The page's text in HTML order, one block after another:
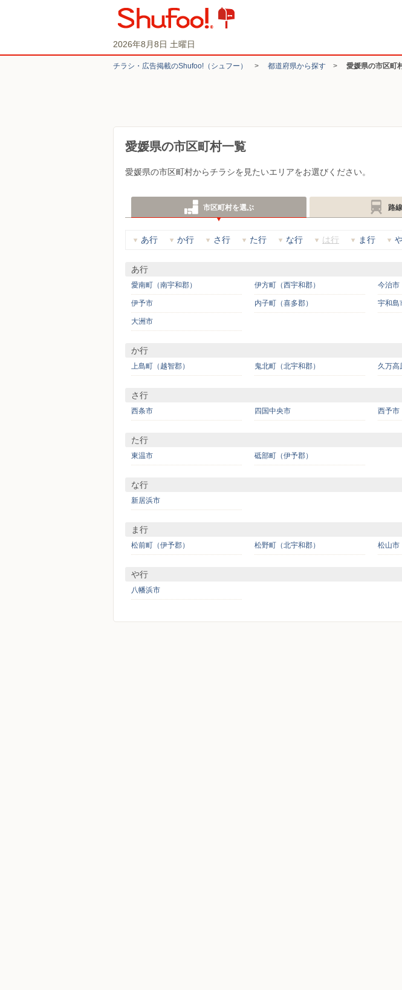
2026年8月8日 土曜日
チラシ・​広告掲載の​Shufoo!​（シュフー） > 都道府県から探す > 愛媛県の市区町
愛媛県の市区町村一覧
愛媛県の市区町村からチラシを見たいエリアをお選びください。
市区町村を選ぶ 路
あ行 か行 さ行 た行 な行 は行 ま行
あ行
愛南町（南宇和郡） 伊方町（西宇和郡） 今治市
伊予市 内子町（喜多郡） 宇和島
大洲市
か行
上島町（越智郡） 鬼北町（北宇和郡） 久万高
さ行
西条市 四国中央市 西予市
た行
東温市 砥部町（伊予郡）
な行
新居浜市
ま行
松前町（伊予郡） 松野町（北宇和郡） 松山市
や行
八幡浜市